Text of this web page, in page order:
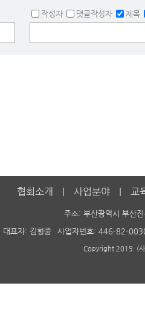
작성자 댓글작성자 제목
협회소개 사업분야 교
주소: 부산광역시 부산
대표자: 김형중
사업자번호: 446-82-
Copyright 2019. (사